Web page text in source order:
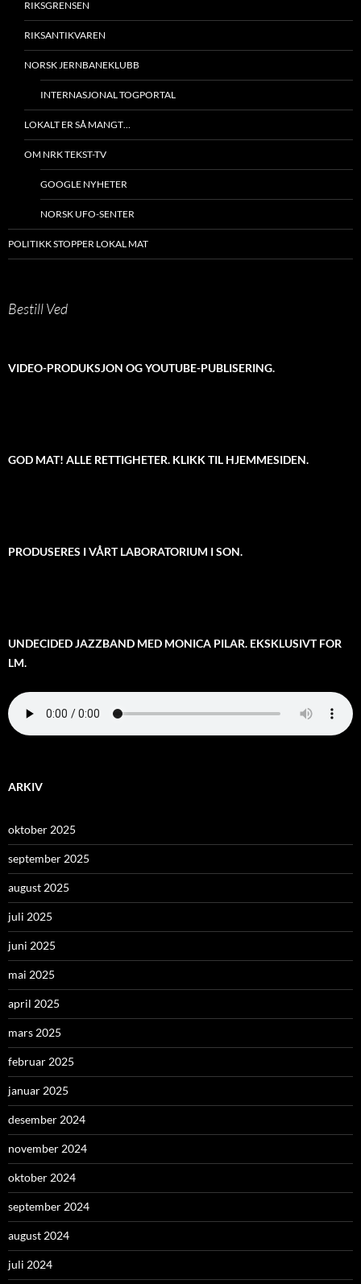
RIKSGRENSEN
RIKSANTIKVAREN
NORSK JERNBANEKLUBB
INTERNASJONAL TOGPORTAL
LOKALT ER SÅ MANGT…
OM NRK TEKST-TV
GOOGLE NYHETER
NORSK UFO-SENTER
POLITIKK STOPPER LOKAL MAT
Bestill Ved
VIDEO-PRODUKSJON OG YOUTUBE-PUBLISERING.
GOD MAT! ALLE RETTIGHETER. KLIKK TIL HJEMMESIDEN.
PRODUSERES I VÅRT LABORATORIUM I SON.
UNDECIDED JAZZBAND MED MONICA PILAR. EKSKLUSIVT FOR
LM.
ARKIV
oktober 2025
september 2025
august 2025
juli 2025
juni 2025
mai 2025
april 2025
mars 2025
februar 2025
januar 2025
desember 2024
november 2024
oktober 2024
september 2024
august 2024
juli 2024